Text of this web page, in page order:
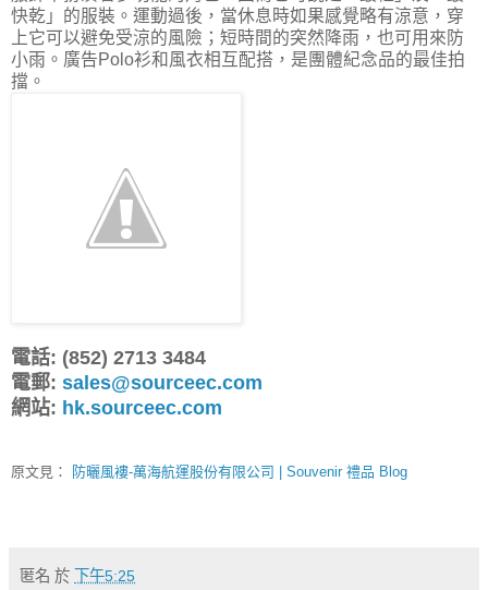
快乾」的服裝。運動過後，當休息時如果感覺略有涼意，穿
上它可以避免受涼的風險；短時間的突然降雨，也可用來防
小雨。廣告Polo衫和風衣相互配搭，是團體紀念品的最佳拍
擋。
電話: (852) 2713 3484
電郵: sales@sourceec.com
網站: hk.sourceec.com
原文見： 防曬風褸-萬海航運股份有限公司 | Souvenir 禮品 Blog
匿名 於 下午5:25